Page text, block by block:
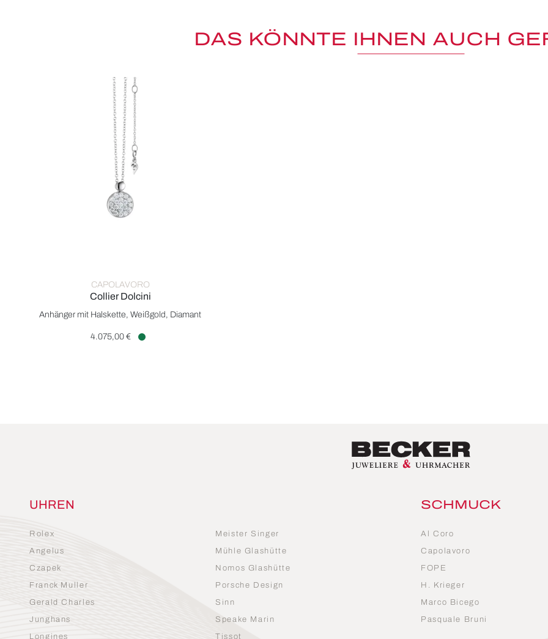
DAS KÖNNTE IHNEN AUCH
CAPOLAVORO
Collier Dolcini
Capolavoro Collier Dolcini, Ref: CO8B00590.45, Preis: 4.075,00 €, Verfügbar
Anhänger mit Halskette, Weißgold, Diamant
4.075,00 €
UHREN
Rolex
Angelus
Czapek
Franck Muller
Gerald Charles
Junghans
Longines
Meister Singer
Mühle Glashütte
Nomos Glashütte
Porsche Design
Sinn
Speake Marin
Tissot
SCHMUCK
Al Coro
Capolavoro
FOPE
H. Krieger
Marco Bicego
Pasquale Bruni